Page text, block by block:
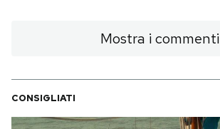
Mostra i commenti
CONSIGLIATI